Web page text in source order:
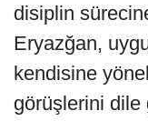
disiplin
Eryazğan,
kendisine
görüşlerini dile